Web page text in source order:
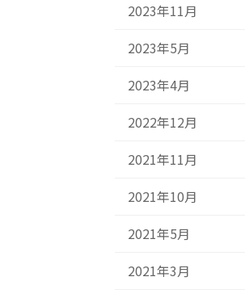
2023年11月
2023年5月
2023年4月
2022年12月
2021年11月
2021年10月
2021年5月
2021年3月